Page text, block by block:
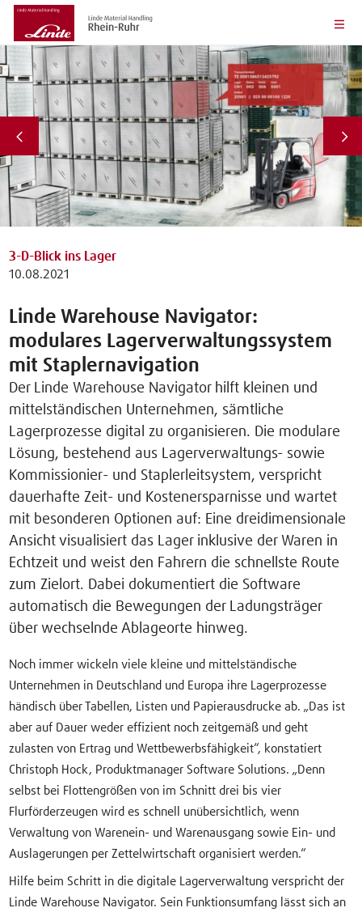
3-D-Blick ins Lager
10.08.2021
Linde Warehouse Navigator:
modulares Lagerverwaltungssystem
mit Staplernavigation
Der Linde Warehouse Navigator hilft kleinen und
mittelständischen Unternehmen, sämtliche
Lagerprozesse digital zu organisieren. Die modulare
Lösung, bestehend aus Lagerverwaltungs- sowie
Kommissionier- und Staplerleitsystem, verspricht
dauerhafte Zeit- und Kostenersparnisse und wartet
mit besonderen Optionen auf: Eine dreidimensionale
Ansicht visualisiert das Lager inklusive der Waren in
Echtzeit und weist den Fahrern die schnellste Route
zum Zielort. Dabei dokumentiert die Software
automatisch die Bewegungen der Ladungsträger
über wechselnde Ablageorte hinweg.
Noch immer wickeln viele kleine und mittelständische
Unternehmen in Deutschland und Europa ihre Lagerprozesse
händisch über Tabellen, Listen und Papierausdrucke ab. „Das ist
aber auf Dauer weder effizient noch zeitgemäß und geht
zulasten von Ertrag und Wettbewerbsfähigkeit“, konstatiert
Christoph Hock, Produktmanager Software Solutions. „Denn
selbst bei Flottengrößen von im Schnitt drei bis vier
Flurförderzeugen wird es schnell unübersichtlich, wenn
Verwaltung von Warenein- und Warenausgang sowie Ein- und
Auslagerungen per Zettelwirtschaft organisiert werden.“
Hilfe beim Schritt in die digitale Lagerverwaltung verspricht der
Linde Warehouse Navigator. Sein Funktionsumfang lässt sich an